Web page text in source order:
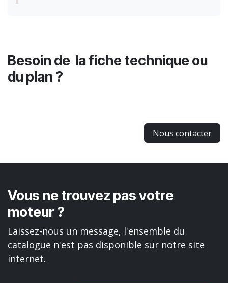
Besoin de la fiche technique ou
du plan ?
Nous contacter
Vous ne trouvez pas votre
moteur ?
Laissez-nous un message, l'ensemble du
catalogue n'est pas disponible sur notre site
internet.